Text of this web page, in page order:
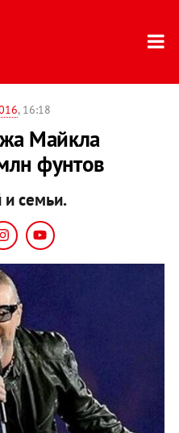
, 16:18
Майкла
фунтов
семьи.